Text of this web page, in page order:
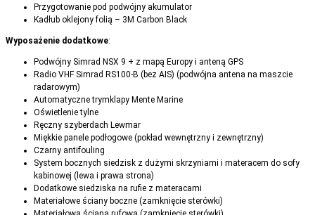
Przygotowanie pod podwójny akumulator
Kadłub oklejony folią – 3M Carbon Black
Wyposażenie dodatkowe:
Podwójny Simrad NSX 9 + z mapą Europy i anteną GPS
Radio VHF Simrad RS100-B (bez AIS) (podwójna antena na maszcie
radarowym)
Automatyczne trymklapy Mente Marine
Oświetlenie tylne
Ręczny szyberdach Lewmar
Miękkie panele podłogowe (pokład wewnętrzny i zewnętrzny)
Czarny antifouling
System bocznych siedzisk z dużymi skrzyniami i materacem do sofy
kabinowej (lewa i prawa strona)
Dodatkowe siedziska na rufie z materacami
Materiałowe ściany boczne (zamknięcie sterówki)